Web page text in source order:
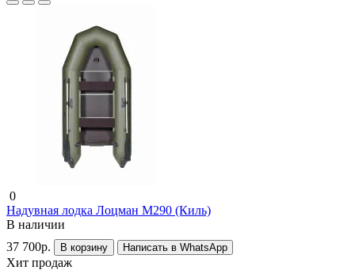
0
Надувная лодка Лоцман М290 (Киль)
В наличии
37 700р.
В корзину Написать в WhatsApp
Хит продаж